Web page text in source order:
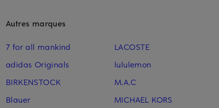
Autres marques
7 for all mankind
adidas Originals
BIRKENSTOCK
Blauer
LACOSTE
lululemon
M.A.C
MICHAEL KORS